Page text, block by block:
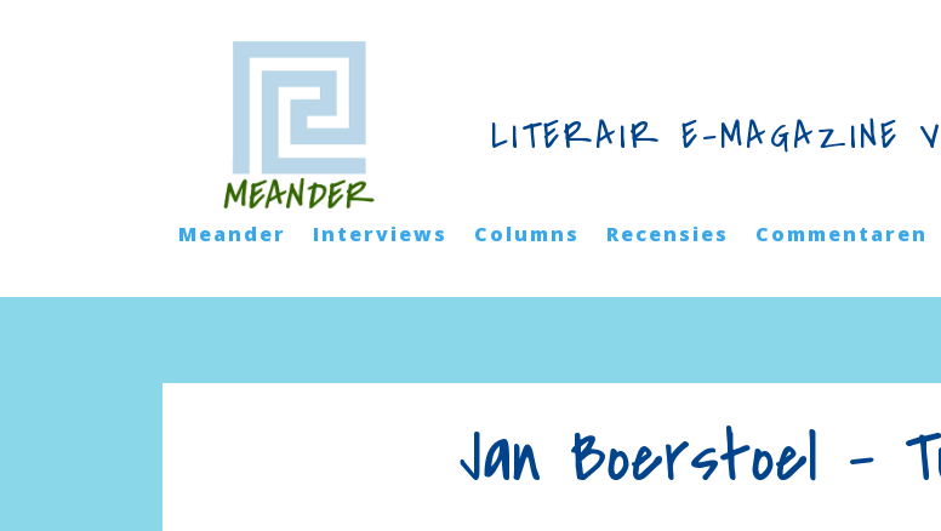
LITERAIR E-MAGAZINE
Meander Interviews Columns Recensies Commentaren
Jan Boerstoel –